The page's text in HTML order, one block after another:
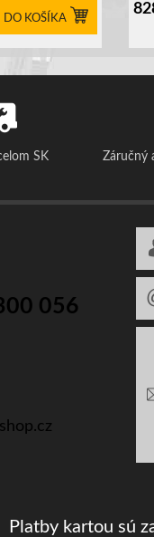
DO KOŠÍKA
SK Záručný
056
Platby kartou sú